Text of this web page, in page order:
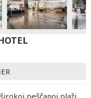
peščanoj plaži.